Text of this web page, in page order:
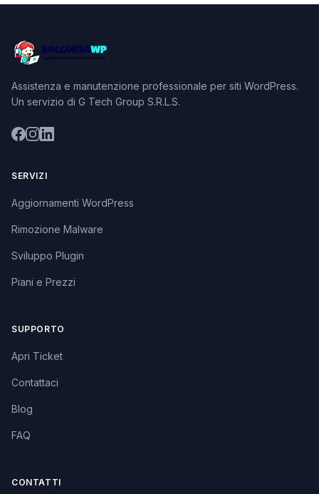
Assistenza e manutenzione professionale per siti WordPress.
Un servizio di G Tech Group S.R.L.S.
SERVIZI
Aggiornamenti WordPress
Rimozione Malware
Sviluppo Plugin
Piani e Prezzi
SUPPORTO
Apri Ticket
Contattaci
Blog
FAQ
CONTATTI